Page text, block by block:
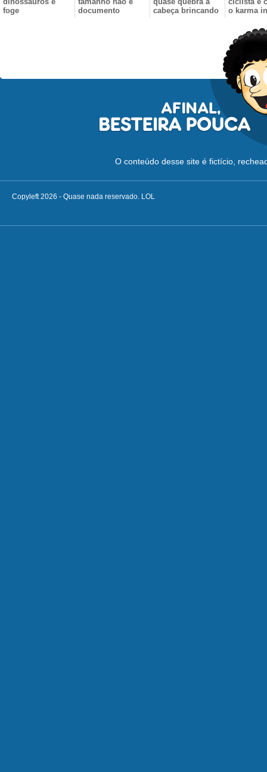
foge
documento
cabeça brincando
o karma
O conteúdo desse site é fictício,
Copyleft 2026 - Quase nada reservado. LOL